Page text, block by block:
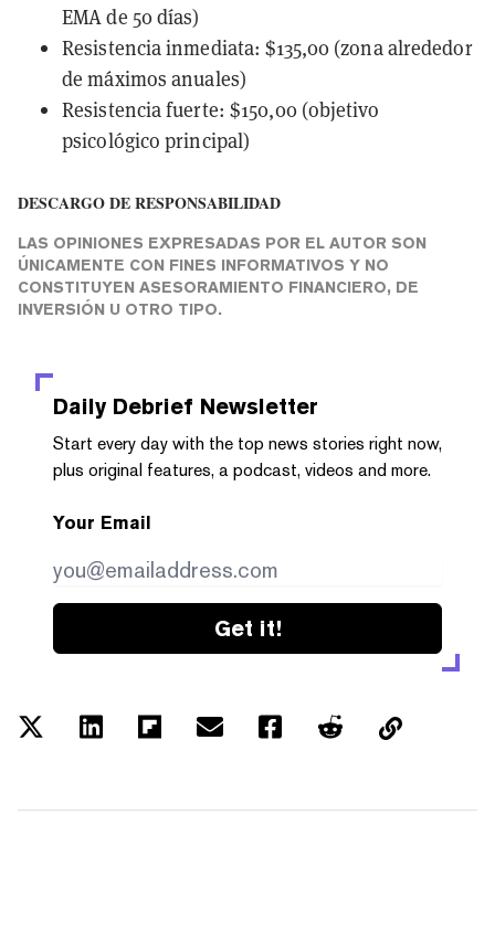
EMA de 50 días)
Resistencia inmediata: $135,00 (zona alrededor
de máximos anuales)
Resistencia fuerte: $150,00 (objetivo
psicológico principal)
DESCARGO DE RESPONSABILIDAD
LAS OPINIONES EXPRESADAS POR EL AUTOR SON
ÚNICAMENTE CON FINES INFORMATIVOS Y NO
CONSTITUYEN ASESORAMIENTO FINANCIERO, DE
INVERSIÓN U OTRO TIPO.
Daily Debrief Newsletter
Start every day with the top news stories right now,
plus original features, a podcast, videos and more.
Your Email
Get it!